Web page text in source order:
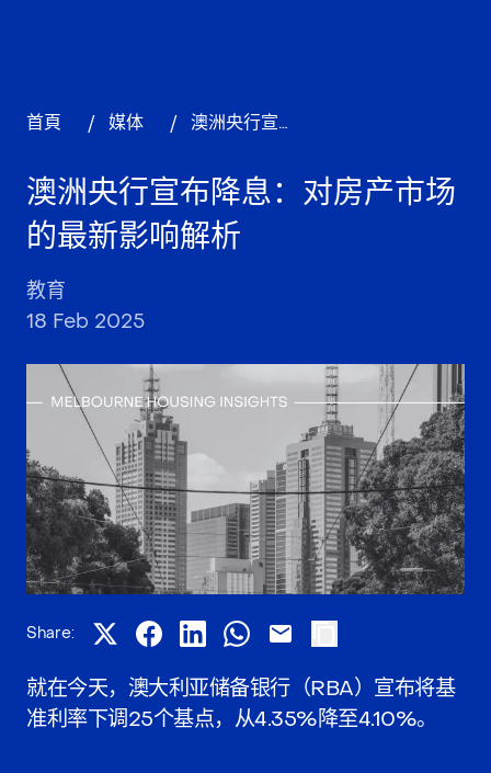
首頁 / 媒体 / 澳洲央行宣布降息：对房产市场的最新影响解析
澳洲央行宣布降息：对房产市场
的最新影响解析
教育
18 Feb 2025
Share:
就在今天，澳大利亚储备银行（RBA）宣布将基
准利率下调25个基点，从4.35%降至4.10%。